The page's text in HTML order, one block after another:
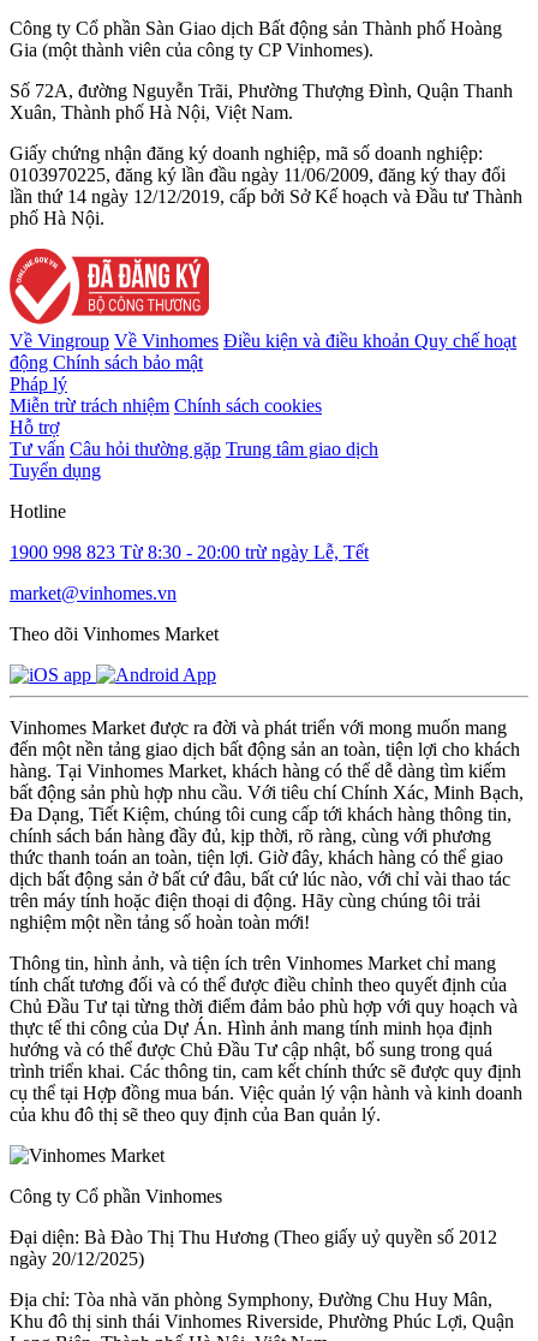
Công ty Cổ phần Sàn Giao dịch Bất động sản Thành phố Hoàng
Gia (một thành viên của công ty CP Vinhomes).
Số 72A, đường Nguyễn Trãi, Phường Thượng Đình, Quận Thanh
Xuân, Thành phố Hà Nội, Việt Nam.
Giấy chứng nhận đăng ký doanh nghiệp, mã số doanh nghiệp:
0103970225, đăng ký lần đầu ngày 11/06/2009, đăng ký thay đổi
lần thứ 14 ngày 12/12/2019, cấp bởi Sở Kế hoạch và Đầu tư Thành
phố Hà Nội.
Về Vingroup Về Vinhomes Điều kiện và điều khoản Quy chế hoạt
động Chính sách bảo mật
Pháp lý
Miễn trừ trách nhiệm Chính sách cookies
Hỗ trợ
Tư vấn Câu hỏi thường gặp Trung tâm giao dịch
Tuyển dụng
Hotline
1900 998 823 Từ 8:30 - 20:00 trừ ngày Lễ, Tết
market@vinhomes.vn
Theo dõi Vinhomes Market
Vinhomes Market được ra đời và phát triển với mong muốn mang
đến một nền tảng giao dịch bất động sản an toàn, tiện lợi cho khách
hàng. Tại Vinhomes Market, khách hàng có thể dễ dàng tìm kiếm
bất động sản phù hợp nhu cầu. Với tiêu chí Chính Xác, Minh Bạch,
Đa Dạng, Tiết Kiệm, chúng tôi cung cấp tới khách hàng thông tin,
chính sách bán hàng đầy đủ, kịp thời, rõ ràng, cùng với phương
thức thanh toán an toàn, tiện lợi. Giờ đây, khách hàng có thể giao
dịch bất động sản ở bất cứ đâu, bất cứ lúc nào, với chỉ vài thao tác
trên máy tính hoặc điện thoại di động. Hãy cùng chúng tôi trải
nghiệm một nền tảng số hoàn toàn mới!
Thông tin, hình ảnh, và tiện ích trên Vinhomes Market chỉ mang
tính chất tương đối và có thể được điều chỉnh theo quyết định của
Chủ Đầu Tư tại từng thời điểm đảm bảo phù hợp với quy hoạch và
thực tế thi công của Dự Án. Hình ảnh mang tính minh họa định
hướng và có thể được Chủ Đầu Tư cập nhật, bổ sung trong quá
trình triển khai. Các thông tin, cam kết chính thức sẽ được quy định
cụ thể tại Hợp đồng mua bán. Việc quản lý vận hành và kinh doanh
của khu đô thị sẽ theo quy định của Ban quản lý.
Công ty Cổ phần Vinhomes
Đại diện: Bà Đào Thị Thu Hương (Theo giấy uỷ quyền số 2012
ngày 20/12/2025)
Địa chỉ: Tòa nhà văn phòng Symphony, Đường Chu Huy Mân,
Khu đô thị sinh thái Vinhomes Riverside, Phường Phúc Lợi, Quận